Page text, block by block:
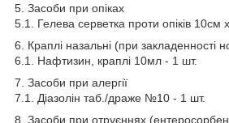
5. Засоби при опіках
5.1. Гелева серветка проти опіків
6. Краплі назальні (при закладенності
6.1. Нафтизин, краплі 10мл - 1 шт.
7. Засоби при алергії
7.1. Діазолін таб./драже №10 - 1 шт.
8. Засоби при отруєннях